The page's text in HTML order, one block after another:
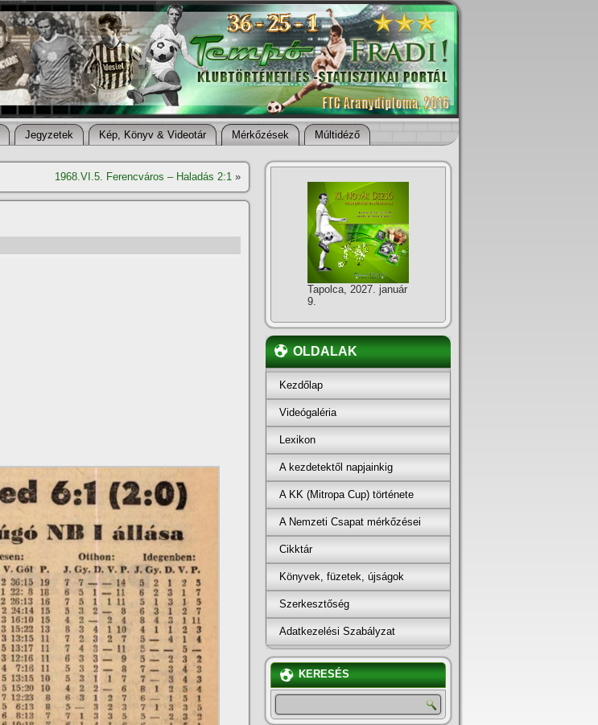
Jegyzetek Kép, Könyv & Videotár Mérkőzések Múltidéző
1968.VI.5. Ferencváros – Haladás 2:1 »
Tapolca, 2027. január
9.
OLDALAK
Kezdőlap
Videógaléria
Lexikon
A kezdetektől napjainkig
A KK (Mitropa Cup) története
A Nemzeti Csapat mérkőzései
Cikktár
Könyvek, füzetek, újságok
Szerkesztőség
Adatkezelési Szabályzat
KERESÉS